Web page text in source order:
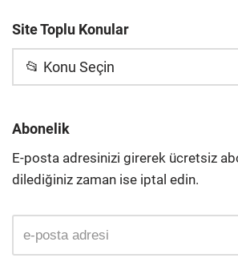
Site Toplu Konular
📂 Konu Seçin
Abonelik
E-posta adresinizi girerek ücretsiz
dilediğiniz zaman ise iptal edin.